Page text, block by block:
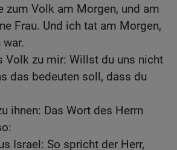
zum Volk am Morgen, und am
Frau. Und ich tat am Morgen,
Volk zu mir: Willst du uns nicht
das bedeuten soll, dass du
ihnen: Das Wort des Herrn
Israel: So spricht der Herr,